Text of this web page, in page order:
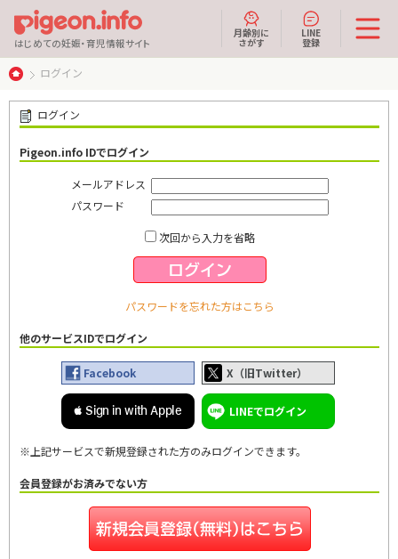
はじめての妊娠・育児情報サイト
月齢別に
さがす
LINE
登録
ログイン
ログイン
Pigeon.info IDでログイン
メールアドレス
パスワード
次回から入力を省略
パスワードを忘れた方はこちら
他のサービスIDでログイン
Facebook X（旧Twitter）
 Sign in with Apple LINEでログイン
※上記サービスで新規登録された方のみログインできます。
会員登録がお済みでない方